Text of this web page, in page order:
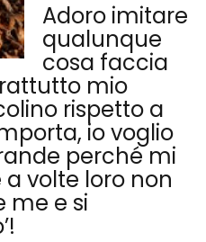
Adoro imitare
qualunque
cosa faccia
mio
rispetto a
io voglio
perché mi
volte loro non
me e si